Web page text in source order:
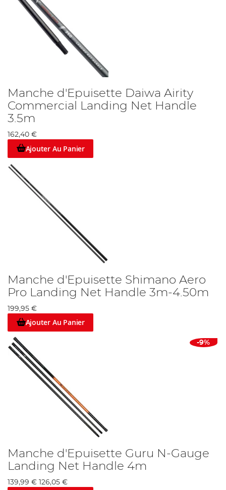
Manche d'Epuisette Daiwa Airity
Commercial Landing Net Handle
3.5m
162,40 €
Ajouter Au Panier
Manche d'Epuisette Shimano Aero
Pro Landing Net Handle 3m-4.50m
199,95 €
Ajouter Au Panier
-9%
Manche d'Epuisette Guru N-Gauge
Landing Net Handle 4m
139,99 € 126,05 €